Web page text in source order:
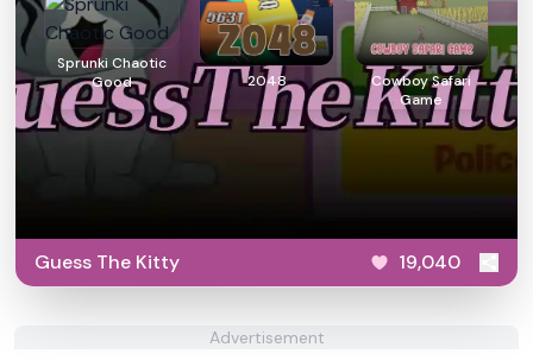
Sprunki Chaotic
Good
2048
Cowboy Safari
Game
Guess The Kitty 19,040
Advertisement